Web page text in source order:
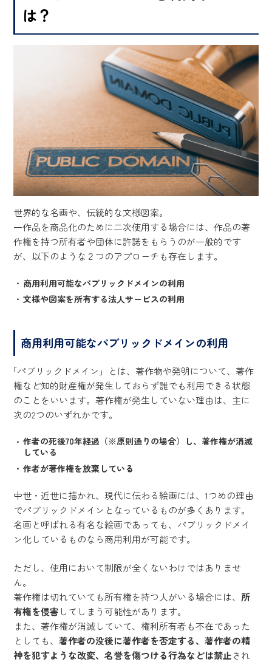
は？
世界的な名画や、伝統的な文様図案。
一作品を商品化のために二次使用する場合には、作品の著
作権を持つ所有者や団体に許諾をもらうのが一般的です
が、以下のような２つのアプローチも存在します。
商用利用可能なパブリックドメインの利用
文様や図案を所有する法人サービスの利用
商用利用可能なパブリックドメインの利用
「パブリックドメイン」とは、著作物や発明について、著作
権など知的財産権が発生しておらず誰でも利用できる状態
のことをいいます。著作権が発生していない理由は、主に
次の2つのいずれかです。
作者の死後70年経過（※原則通りの場合）し、著作権が消滅
している
作者が著作権を放棄している
中世・近世に描かれ、現代に伝わる絵画には、1つめの理由
でパブリックドメインとなっているものが多くあります。
名画と呼ばれる有名な絵画であっても、パブリックドメイ
ン化しているものなら商用利用が可能です。
ただし、使用において制限が全くないわけではありませ
ん。
著作権は切れていても所有権を持つ人がいる場合には、 所
有権を侵害 してしまう可能性があります。
また、著作権が消滅していて、権利所有者も不在であった
としても、著作者の没後に著作者を否定する、著作者の精
神を犯すような改変、名誉を傷つける行為などは禁止され